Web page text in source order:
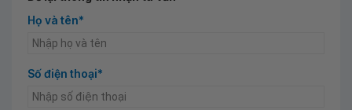
Họ và tên*
Số điện thoại*